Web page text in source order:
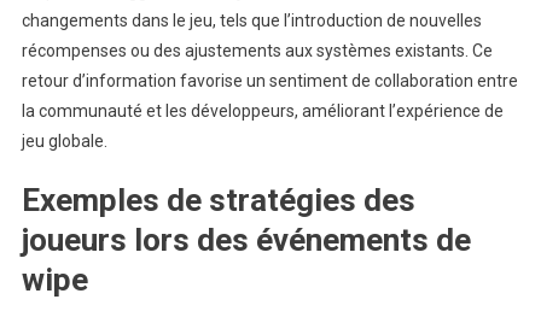
changements dans le jeu, tels que l’introduction de nouvelles
récompenses ou des ajustements aux systèmes existants. Ce
retour d’information favorise un sentiment de collaboration entre
la communauté et les développeurs, améliorant l’expérience de
jeu globale.
Exemples de stratégies des
joueurs lors des événements de
wipe